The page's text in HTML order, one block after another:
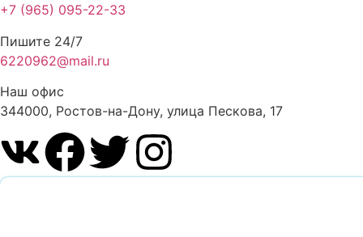
+7 (965) 095-22-33
Пишите 24/7
6220962@mail.ru
Наш офис
344000, Ростов-на-Дону, улица Пескова, 17